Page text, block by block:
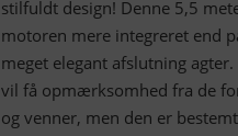
stilfuldt design! Denne 5,5
motoren mere integreret end
meget elegant afslutning
vil få opmærksomhed fra de
og venner, men den er